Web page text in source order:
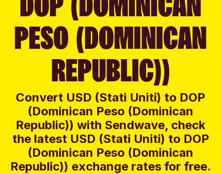
PESO (DOMINICAN
REPUBLIC))
Convert USD (Stati Uniti) to DOP
(Dominican Peso (Dominican
Republic)) with Sendwave, check
the latest USD (Stati Uniti) to DOP
(Dominican Peso (Dominican
Republic)) exchange rates for free.